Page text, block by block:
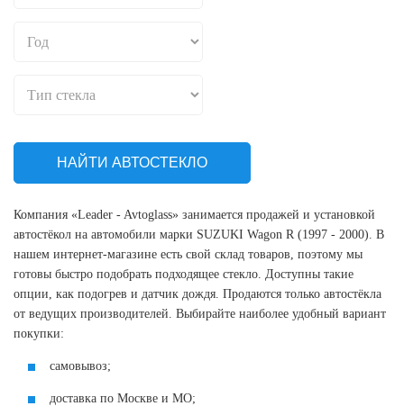
НАЙТИ АВТОСТЕКЛО
Компания «Leader - Avtoglass» занимается продажей и установкой
автостёкол на автомобили марки SUZUKI Wagon R (1997 - 2000). В
нашем интернет-магазине есть свой склад товаров, поэтому мы
готовы быстро подобрать подходящее стекло. Доступны такие
опции, как подогрев и датчик дождя. Продаются только автостёкла
от ведущих производителей. Выбирайте наиболее удобный вариант
покупки:
самовывоз;
доставка по Москве и МО;